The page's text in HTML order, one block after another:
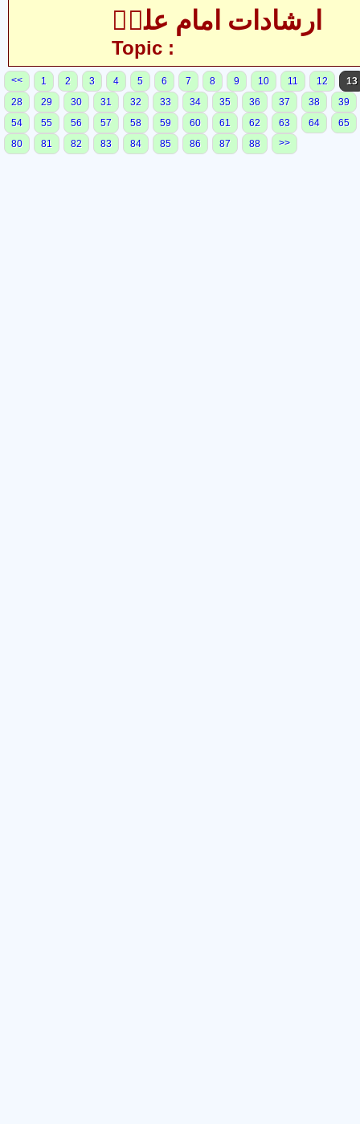
ارشادات امام علیؑ
Topic :
<< 1 2 3 4 5 6 7 8 9 10 11 12
13
28
29 30 31 32 33 34 35 36 37 38
39
54
55 56 57 58 59 60 61 62 63 64
65
80
81 82 83 84 85 86 87 88 >>